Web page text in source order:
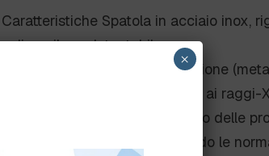
Caratteristiche Spatola in acciaio inox,
polipropilene detectabile:
-rilevabile da sistemi di rilevazione
-rilevabile dai sistemi di lettura ai raggi-X
-può essere utilizzata all’interno delle
al contatto con alimenti secondo le
×